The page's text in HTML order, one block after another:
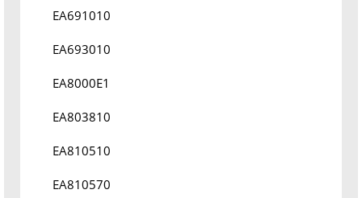
EA691010
EA693010
EA8000E1
EA803810
EA810510
EA810570